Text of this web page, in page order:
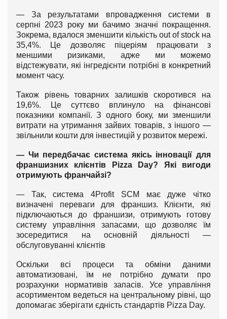
— За результатами впровадження системи в
серпні 2023 року ми бачимо значні покращення.
Зокрема, вдалося зменшити кількість out of stock на
35,4%. Це дозволяє піцеріям працювати з
меншими ризиками, адже ми можемо
відстежувати, які інгредієнти потрібні в конкретний
момент часу.
Також рівень товарних залишків скоротився на
19,6%. Це суттєво вплинуло на фінансові
показники компанії. З одного боку, ми зменшили
витрати на утримання зайвих товарів, з іншого —
звільнили кошти для інвестицій у розвиток мережі.
— Чи передбачає система якісь інновації для
франшизних клієнтів Pizza Day? Які вигоди
отримують франчайзі?
— Так, система 4Profit SCM має дуже чітко
визначені переваги для франшиз. Клієнти, які
підключаються до франшизи, отримують готову
систему управління запасами, що дозволяє їм
зосередитися на основній діяльності —
обслуговуванні клієнтів
Оскільки всі процеси та обміни даними
автоматизовані, їм не потрібно думати про
розрахунки нормативів запасів. Усе управління
асортиментом ведеться на центральному рівні, що
допомагає зберігати єдність стандартів Pizza Day.